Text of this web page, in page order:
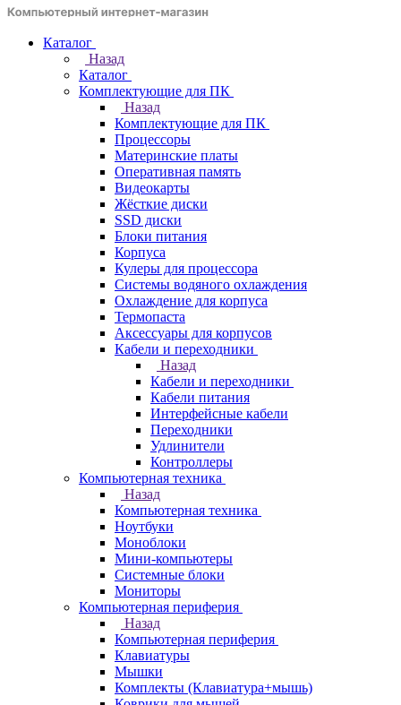
Каталог
Назад
Каталог
Комплектующие для ПК
Назад
Комплектующие для ПК
Процессоры
Материнские платы
Оперативная память
Видеокарты
Жёсткие диски
SSD диски
Блоки питания
Корпуса
Кулеры для процессора
Системы водяного охлаждения
Охлаждение для корпуса
Термопаста
Аксессуары для корпусов
Кабели и переходники
Назад
Кабели и переходники
Кабели питания
Интерфейсные кабели
Переходники
Удлинители
Контроллеры
Компьютерная техника
Назад
Компьютерная техника
Ноутбуки
Моноблоки
Мини-компьютеры
Системные блоки
Мониторы
Компьютерная периферия
Назад
Компьютерная периферия
Клавиатуры
Мышки
Комплекты (Клавиатура+мышь)